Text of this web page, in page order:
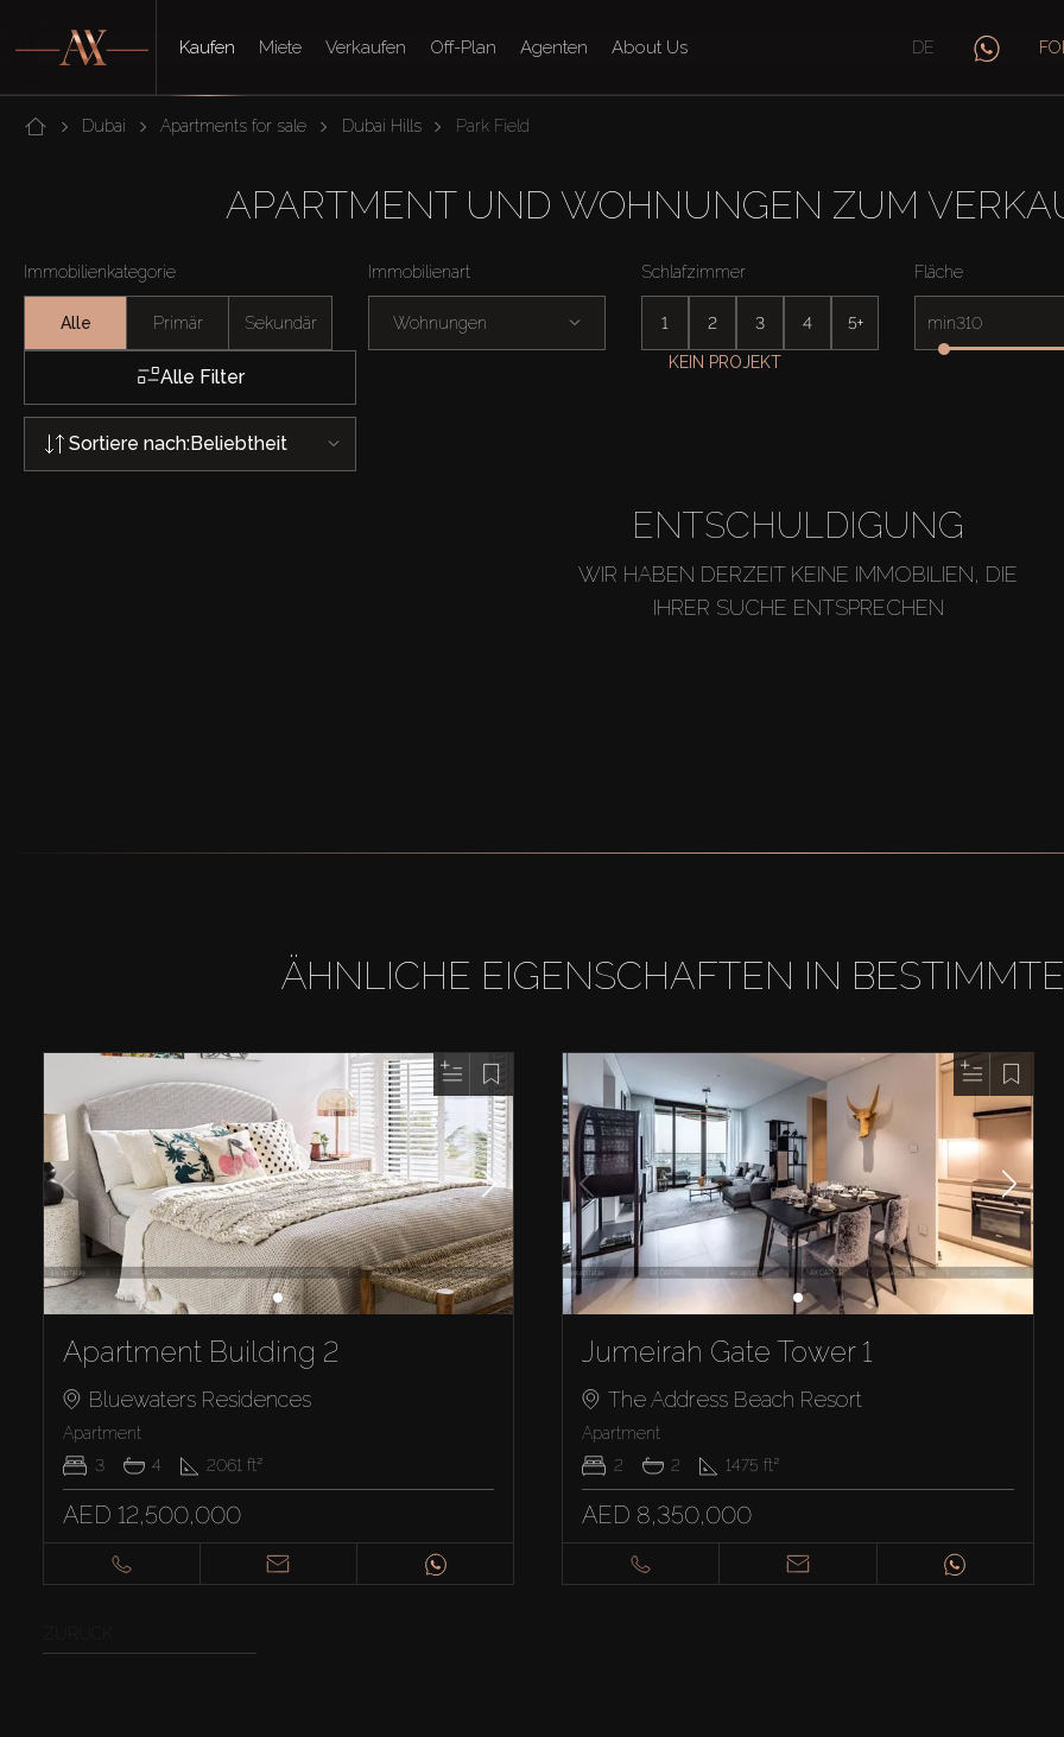
Kaufen Miete Verkaufen Off-Plan Agenten About Us DE
Dubai Apartments for sale Dubai Hills Park Field
APARTMENT UND WOHNUNGEN ZUM
Immobilienkategorie
Alle Primär Sekundär
Immobilienart
Wohnungen
Schlafzimmer
1 2 3 4 5+
Fläche
min
Alle Filter
KEIN PROJEKT
Sortiere nach:Beliebtheit
ENTSCHULDIGUNG
WIR HABEN DERZEIT KEINE IMMOBILIEN, DIE
IHRER SUCHE ENTSPRECHEN
ÄHNLICHE EIGENSCHAFTEN IN
Apartment Building 2
Bluewaters Residences
Apartment
3
4 2061 ft²
AED 12,500,000
Jumeirah Gate Tower 1
The Address Beach Resort
Apartment
2
2 1475ft²
AED 8,350,000